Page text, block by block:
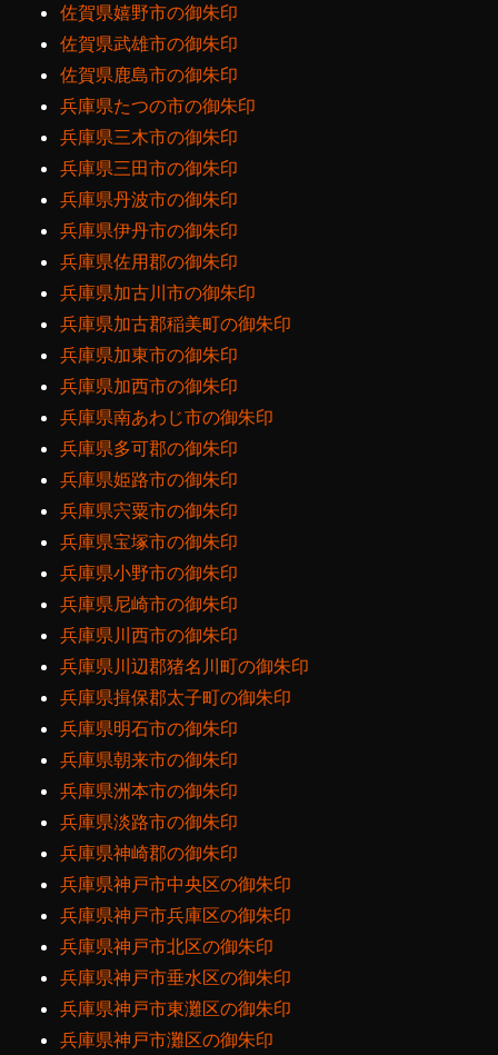
佐賀県嬉野市の御朱印
佐賀県武雄市の御朱印
佐賀県鹿島市の御朱印
兵庫県たつの市の御朱印
兵庫県三木市の御朱印
兵庫県三田市の御朱印
兵庫県丹波市の御朱印
兵庫県伊丹市の御朱印
兵庫県佐用郡の御朱印
兵庫県加古川市の御朱印
兵庫県加古郡稲美町の御朱印
兵庫県加東市の御朱印
兵庫県加西市の御朱印
兵庫県南あわじ市の御朱印
兵庫県多可郡の御朱印
兵庫県姫路市の御朱印
兵庫県宍粟市の御朱印
兵庫県宝塚市の御朱印
兵庫県小野市の御朱印
兵庫県尼崎市の御朱印
兵庫県川西市の御朱印
兵庫県川辺郡猪名川町の御朱印
兵庫県揖保郡太子町の御朱印
兵庫県明石市の御朱印
兵庫県朝来市の御朱印
兵庫県洲本市の御朱印
兵庫県淡路市の御朱印
兵庫県神崎郡の御朱印
兵庫県神戸市中央区の御朱印
兵庫県神戸市兵庫区の御朱印
兵庫県神戸市北区の御朱印
兵庫県神戸市垂水区の御朱印
兵庫県神戸市東灘区の御朱印
兵庫県神戸市灘区の御朱印